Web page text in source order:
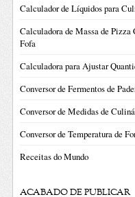
Calculador de Líquidos para
Calculadora de Massa de
Fofa
Calculadora para Ajustar
Conversor de Fermentos de
Conversor de Medidas de
Conversor de Temperatura de
Receitas do Mundo
ACABADO DE PUBLICAR